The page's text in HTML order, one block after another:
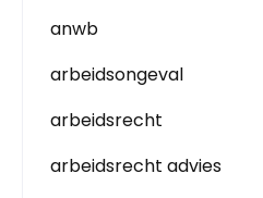
anwb
arbeidsongeval
arbeidsrecht
arbeidsrecht advies